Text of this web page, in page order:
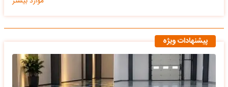
پیشنهادات ویژه